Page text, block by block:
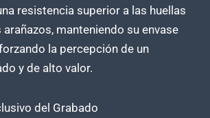
resistencia superior a las huellas
manteniendo su envase
la percepción de un
y de alto valor.
del Grabado